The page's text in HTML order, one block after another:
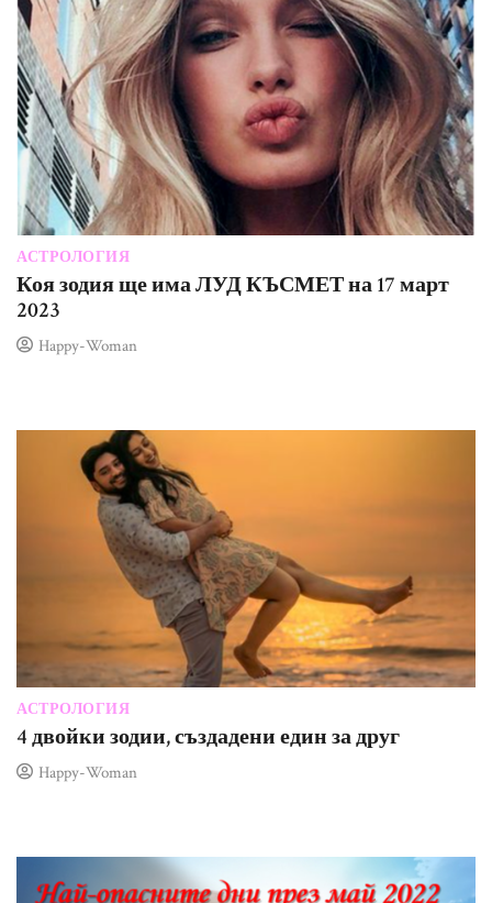
АСТРОЛОГИЯ
Коя зодия ще има ЛУД КЪСМЕТ на 17 март
2023
Happy-Woman
АСТРОЛОГИЯ
4 двойки зодии, създадени един за друг
Happy-Woman